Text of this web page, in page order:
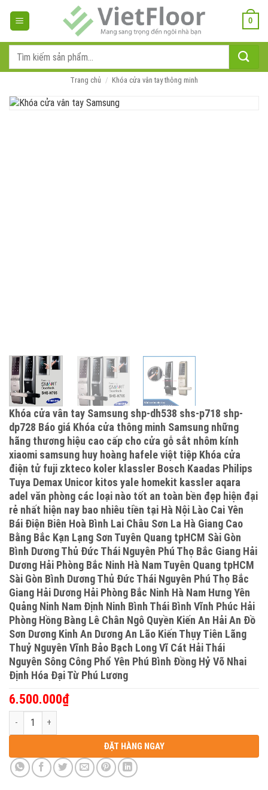
dung
0
kiếm:
Trang chủ / Khóa cửa vân tay thông minh
Khóa cửa vân tay Samsung shp-dh538 shs-p718 shp-
dp728 Báo giá Khóa cửa thông minh Samsung những
hãng thương hiệu cao cấp cho cửa gỗ sắt nhôm kính
xiaomi samsung huy hoàng hafele việt tiệp Khóa cửa
điện tử fuji zkteco koler klassler Bosch Kaadas Philips
Tuya Demax Unicor kitos yale homekit kassler aqara
adel văn phòng các loại nào tốt an toàn bền đẹp hiện đại
rẻ nhất hiện nay bao nhiêu tiền tại Hà Nội Lào Cai Yên
Bái Điện Biên Hoà Bình Lai Châu Sơn La Hà Giang Cao
Bằng Bắc Kạn Lạng Sơn Tuyên Quang tpHCM Sài Gòn
Bình Dương Thủ Đức Thái Nguyên Phú Thọ Bắc Giang Hải
Dương Hải Phòng Bắc Ninh Hà Nam Tuyên Quang tpHCM
Sài Gòn Bình Dương Thủ Đức Thái Nguyên Phú Thọ Bắc
Giang Hải Dương Hải Phòng Bắc Ninh Hà Nam Hưng Yên
Quảng Ninh Nam Định Ninh Bình Thái Bình Vĩnh Phúc Hải
Phòng Hồng Bàng Lê Chân Ngô Quyền Kiến An Hải An Đồ
Sơn Dương Kinh An Dương An Lão Kiến Thụy Tiên Lãng
Thuỷ Nguyên Vĩnh Bảo Bạch Long Vĩ Cát Hải Thái
Nguyên Sông Công Phổ Yên Phú Bình Đồng Hỷ Võ Nhai
Định Hóa Đại Từ Phú Lương
6.500.000₫
ĐẶT HÀNG NGAY